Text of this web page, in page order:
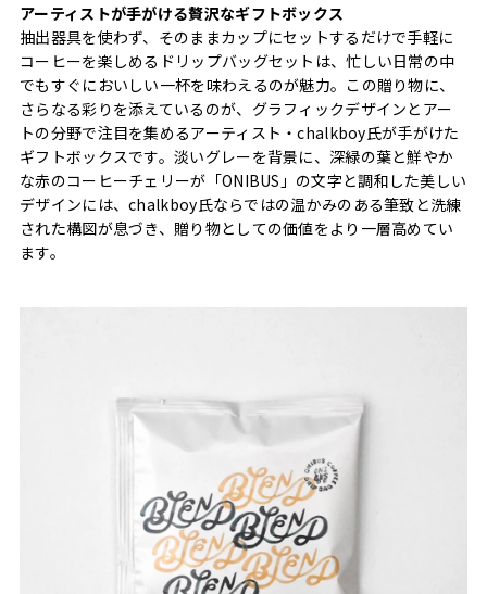
アーティストが手がける贅沢なギフトボックス
抽出器具を使わず、そのままカップにセットするだけで手軽に
コーヒーを楽しめるドリップバッグセットは、忙しい日常の中
でもすぐにおいしい一杯を味わえるのが魅力。この贈り物に、
さらなる彩りを添えているのが、グラフィックデザインとアー
トの分野で注目を集めるアーティスト・chalkboy氏が手がけた
ギフトボックスです。淡いグレーを背景に、深緑の葉と鮮やか
な赤のコーヒーチェリーが「ONIBUS」の文字と調和した美しい
デザインには、chalkboy氏ならではの温かみのある筆致と洗練
された構図が息づき、贈り物としての価値をより一層高めてい
ます。